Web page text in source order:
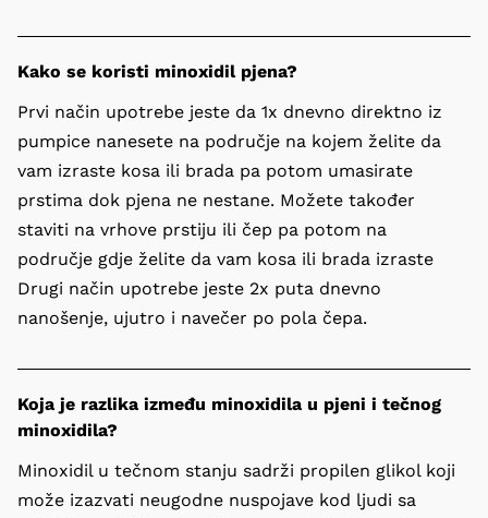
Kako se koristi minoxidil pjena?
Prvi način upotrebe jeste da 1x dnevno direktno iz
pumpice nanesete na područje na kojem želite da
vam izraste kosa ili brada pa potom umasirate
prstima dok pjena ne nestane. Možete također
staviti na vrhove prstiju ili čep pa potom na
područje gdje želite da vam kosa ili brada izraste
Drugi način upotrebe jeste 2x puta dnevno
nanošenje, ujutro i navečer po pola čepa.
Koja je razlika između minoxidila u pjeni i tečnog
minoxidila?
Minoxidil u tečnom stanju sadrži propilen glikol koji
može izazvati neugodne nuspojave kod ljudi sa